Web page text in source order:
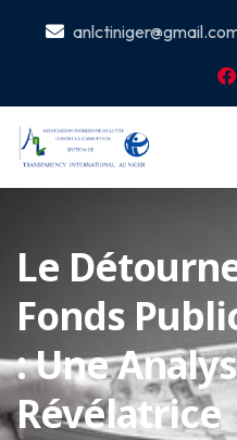
Le
Fonds
: Une
Révélatrice